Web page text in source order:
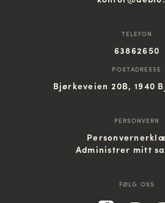
TELEFON
63862650
POSTADRESSE
Bjørkeveien 20B, 1940
PERSONVERN
Administrer mitt
FØLG OSS